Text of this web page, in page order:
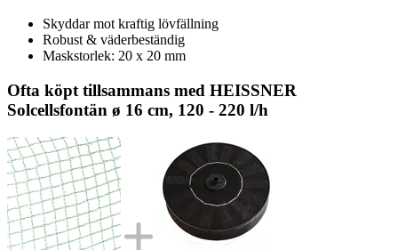
Skyddar mot kraftig lövfällning
Robust & väderbeständig
Maskstorlek: 20 x 20 mm
Ofta köpt tillsammans med HEISSNER
Solcellsfontän ø 16 cm, 120 - 220 l/h